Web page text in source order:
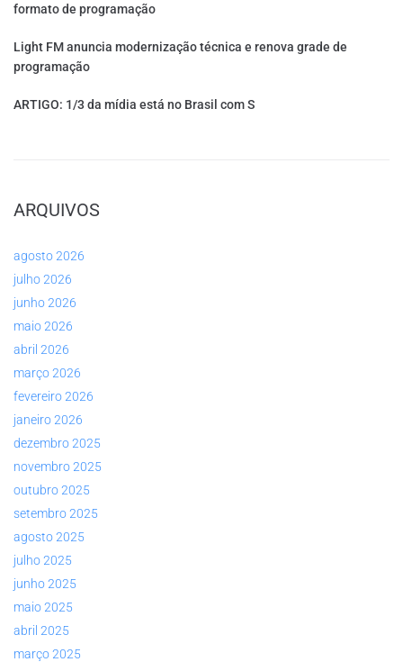
formato de programação
Light FM anuncia modernização técnica e renova grade de
programação
ARTIGO: 1/3 da mídia está no Brasil com S
ARQUIVOS
agosto 2026
julho 2026
junho 2026
maio 2026
abril 2026
março 2026
fevereiro 2026
janeiro 2026
dezembro 2025
novembro 2025
outubro 2025
setembro 2025
agosto 2025
julho 2025
junho 2025
maio 2025
abril 2025
março 2025